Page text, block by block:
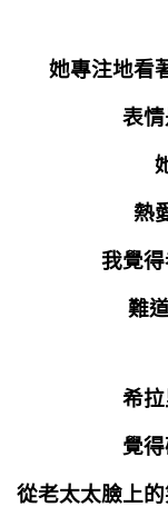
她專注地看
表
熱
我覺
難
希拉
覺
從老太太臉上